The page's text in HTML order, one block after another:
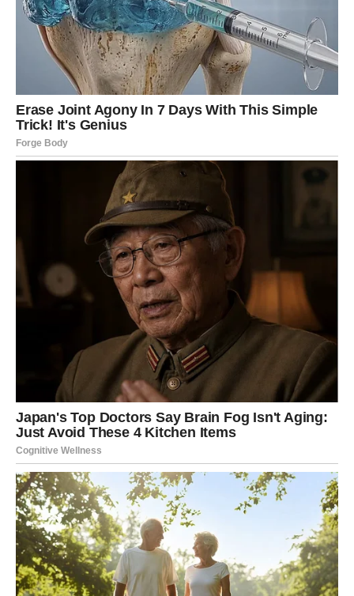
ali nisu uspeli da daju odgovore na ova pitanja.
Kurti je prvobitno izvestio da su pojedinci srpskog porekla u
severnom regionu blokirali put u Banjskoj sa par kamiona.
Vučić je dao saopštenje skoro 12 sati nakon toga. Prema
izjavama oba zvaničnika, kosovska policija je upućena na
uklanjanje barikada, što je rezultiralo sukobom koji je
kulminirao smrću policajca Afrena Bunjakua i ranjavanjem još
jednog. Tačno u 8.57 časova zatvorene su administrativne
granice Jarinje i Brnjak, navodi Vučić, a svađa je i dalje trajala.
Prema navodima kosovske policije, pronašli su dodatno oružje
različitih vrsta i veličina, uniforme i logističku opremu,
uključujući teško vojno naoružanje poput mitraljeza, granata,
topova i kalašnjikova. Nejasno je zašto KFOR nije preduzeo
akciju uprkos prisustvu tako teškog naoružanja. Kosovska
policija tvrdi da je budna i spremna da reaguje, ali nije